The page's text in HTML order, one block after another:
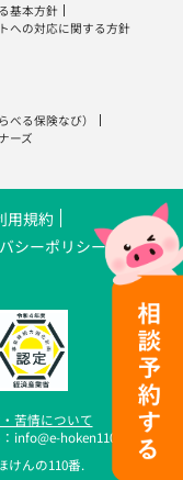
基本方針
への対応に関する方針
べる保険なび）
ーズ
用規約
シーポリシー
苦情について
info@e-hoken110.com
けんの110番.